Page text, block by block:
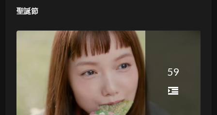
聖誕節
59